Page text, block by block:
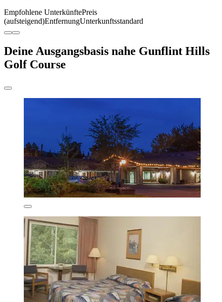
Empfohlene UnterkünftePreis
(aufsteigend)EntfernungUnterkunftsstandard
Deine Ausgangsbasis nahe Gunflint Hills
Golf Course